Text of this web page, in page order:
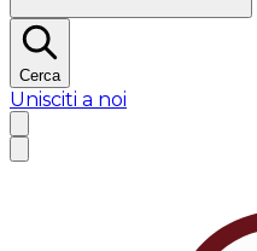
Cerca
Unisciti a noi